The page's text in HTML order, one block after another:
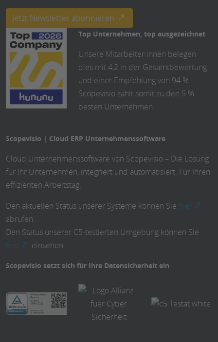
Jetzt Newsletter abonnieren
Top Unternehmen, top ausgezeichnet
Unsere Mitarbeiter:innen belegen
dies mit 4,2 in der Gesamtbewertung
und einer Empfehlung von 94 %.
Scopevisio zählt somit zu den 5 %
besten Unternehmen.
Scopevisio | Cloud ERP Unternehmenssoftware
Cloud Unternehmenssoftware von Scopevisio – Die Lösung
für Ihr Unternehmen, integriert und automatisiert. Für Ihren
effizienten Arbeitstag.
Den aktuellen Status unserer Systeme können Sie hier
abrufen.
Den Status unserer C5-testierten Umgebung können Sie
hier
einsehen.
Scopevisio setzt sich für Ihre Datensicherheit ein